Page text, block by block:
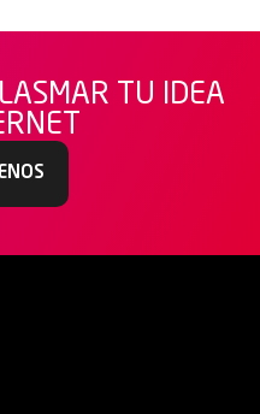
TU IDEA